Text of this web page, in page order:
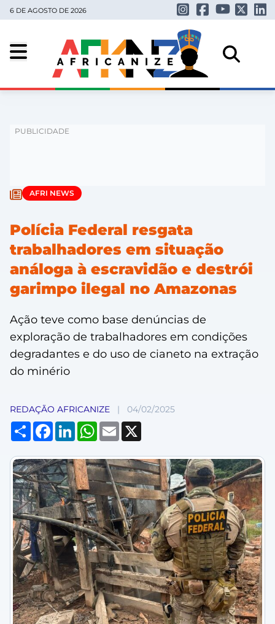
6 DE AGOSTO DE 2026
AFRI NEWS
Polícia Federal resgata
trabalhadores em situação
análoga à escravidão e destrói
garimpo ilegal no Amazonas
Ação teve como base denúncias de
exploração de trabalhadores em condições
degradantes e do uso de cianeto na extração
do minério
REDAÇÃO AFRICANIZE | 04/02/2025
Compartilhar
Facebook
LinkedInWhatsApp
Email